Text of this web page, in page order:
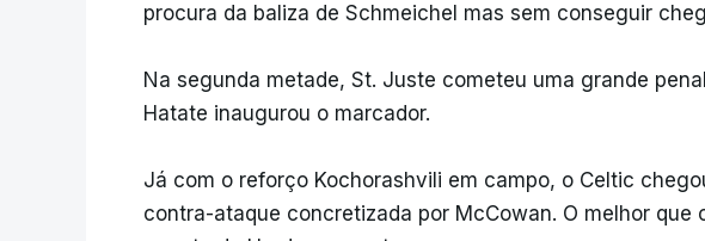
procura da baliza de Schmeichel mas sem conseguir
Na segunda metade, St. Juste cometeu uma grande
Hatate inaugurou o marcador.
Já com o reforço Kochorashvili em campo, o Celtic
contra-ataque concretizada por McCowan. O melhor que